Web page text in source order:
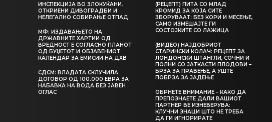
ИНСПЕКЦИЈА ВО ЗЛОКУЌАНИ,
ОТКРИЕНИ ДИВОГРАДБИ И
НЕЛЕГАЛНО СОБИРАЊЕ ОТПАД
МФ: ИЗДАВАЊЕТО НА
ДРЖАВНИТЕ ХАРТИИ ОД
ВРЕДНОСТ Е СОГЛАСНО ПЛАНОТ
ОД БУЏЕТОТ И ОБЈАВЕНИОТ
КАЛЕНДАР ЗА ЕМИСИИ НА ДХВ
СДСМ: ВЛАДАТА СКЛУЧИЛА
ДОГОВОР ОД 100.000 ЕВРА ЗА
НАБАВКА НА ВОДА БЕЗ ЈАВЕН
ОГЛАС
(РЕЦЕПТ) ПИТА СО МЛАД
КРОМИД ЗА КОЈА СИТЕ
ЗБОРУВААТ: БЕЗ КОРИ И МЕСЕЊЕ,
САМО ИЗМЕШАЈТЕ ГИ
СОСТОЈКИТЕ СО ЛАЖИЦА
(ВИДЕО) НАЈДОБРИОТ
СТАРИНСКИ КОЛАЧ: РЕЦЕПТ ЗА
ЛОНДОНСКИ ШТАНГЛИ, СОЧНИ И
ПОЛНИ СО ЈАТКАСТИ ПЛОДОВИ –
БРЗА ЗА ПРАВЕЊЕ, А УШТЕ
ПОБРЗА ЗА ЈАДЕЊЕ
ОБРНЕТЕ ВНИМАНИЕ – КАКО ДА
ПРЕПОЗНАЕТЕ ДАЛИ ВАШИОТ
ПАРТНЕР ВЕ ИЗНЕВЕРУВА:
КЛУЧНИ ЗНАЦИ ШТО НЕ ТРЕБА
ДА ГИ ИГНОРИРАТЕ